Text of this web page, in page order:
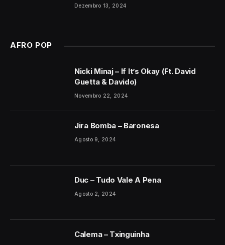
Dezembro 13, 2024
AFRO POP
Nicki Minaj – If It’s Okay (Ft. David
Guetta & Davido)
Novembro 22, 2024
Jira Bomba – Baronesa
Agosto 9, 2024
Duc – Tudo Vale A Pena
Agosto 2, 2024
Calema – Txinguinha